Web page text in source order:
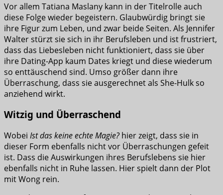
Vor allem Tatiana Maslany kann in der Titelrolle auch
diese Folge wieder begeistern. Glaubwürdig bringt sie
ihre Figur zum Leben, und zwar beide Seiten. Als Jennifer
Walter stürzt sie sich in ihr Berufsleben und ist frustriert,
dass das Liebesleben nicht funktioniert, dass sie über
ihre Dating-App kaum Dates kriegt und diese wiederum
so enttäuschend sind. Umso größer dann ihre
Überraschung, dass sie ausgerechnet als She-Hulk so
anziehend wirkt.
Witzig und Überraschend
Wobei Ist das keine echte Magie?hier zeigt, dass sie in
dieser Form ebenfalls nicht vor Überraschungen gefeit
ist. Dass die Auswirkungen ihres Berufslebens sie hier
ebenfalls nicht in Ruhe lassen. Hier spielt dann der Plot
mit Wong rein.